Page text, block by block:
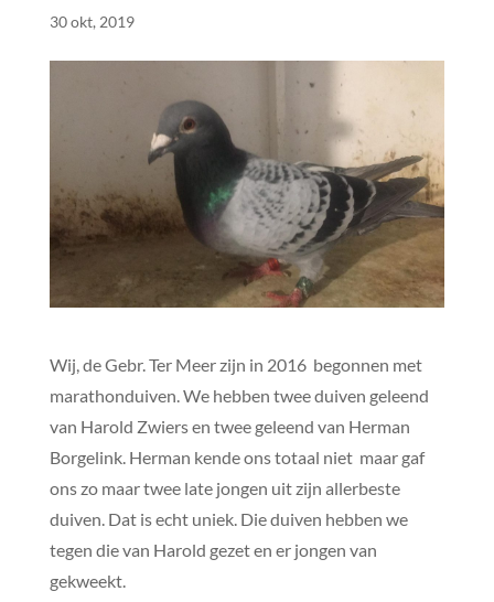
30 okt, 2019
Wij, de Gebr. Ter Meer zijn in 2016 begonnen met
marathonduiven. We hebben twee duiven geleend
van Harold Zwiers en twee geleend van Herman
Borgelink. Herman kende ons totaal niet maar gaf
ons zo maar twee late jongen uit zijn allerbeste
duiven. Dat is echt uniek. Die duiven hebben we
tegen die van Harold gezet en er jongen van
gekweekt.